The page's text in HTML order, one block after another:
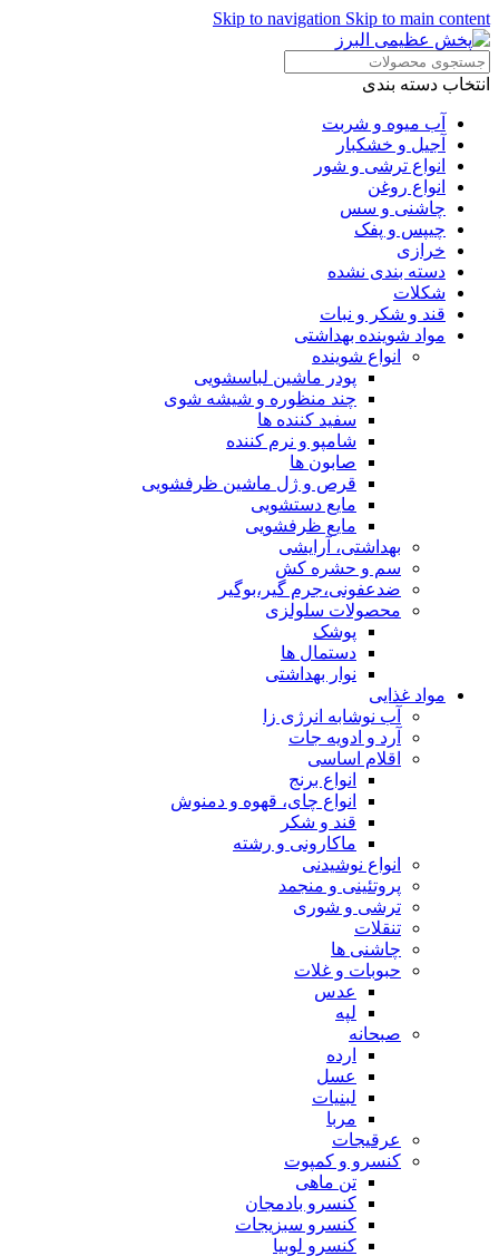
Skip to navigation Skip to main content
انتخاب دسته بندی
آب میوه و شربت
آجیل و خشکبار
انواع ترشی و شور
انواع روغن
چاشنی و سس
چیپس و پفک
خرازی
دسته بندی نشده
شکلات
قند و شکر و نبات
مواد شوینده بهداشتی
انواع شوینده
پودر ماشین لباسشویی
چند منظوره و شیشه شوی
سفید کننده ها
شامپو و نرم کننده
صابون ها
قرص و ژل ماشین ظرفشویی
مایع دستشویی
مایع ظرفشویی
بهداشتی، آرایشی
سم و حشره کش
ضدعفونی،جرم گیر،بوگیر
محصولات سلولزی
پوشک
دستمال ها
نوار بهداشتی
مواد غذایی
آب نوشابه انرژی زا
آرد و ادویه جات
اقلام اساسی
انواع برنج
انواع چای، قهوه و دمنوش
قند و شکر
ماکارونی و رشته
انواع نوشیدنی
پروتئینی و منجمد
ترشی و شوری
تنقلات
چاشنی ها
حبوبات و غلات
عدس
لپه
صبحانه
ارده
عسل
لبنیات
مربا
عرقیجات
کنسرو و کمپوت
تن ماهی
کنسرو بادمجان
کنسرو سبزیجات
کنسرو لوبیا